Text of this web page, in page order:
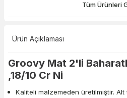
Tüm Ürünleri
Ürün Açıklaması
Groovy Mat 2'li
,18/10 Cr Ni
Kaliteli malzemeden üretilmiştir. Alt